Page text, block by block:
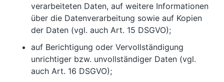
verarbeiteten Daten, auf weitere Informationen
über die Datenverarbeitung sowie auf Kopien
der Daten (vgl. auch Art. 15 DSGVO);
auf Berichtigung oder Vervollständigung
unrichtiger bzw. unvollständiger Daten (vgl.
auch Art. 16 DSGVO);